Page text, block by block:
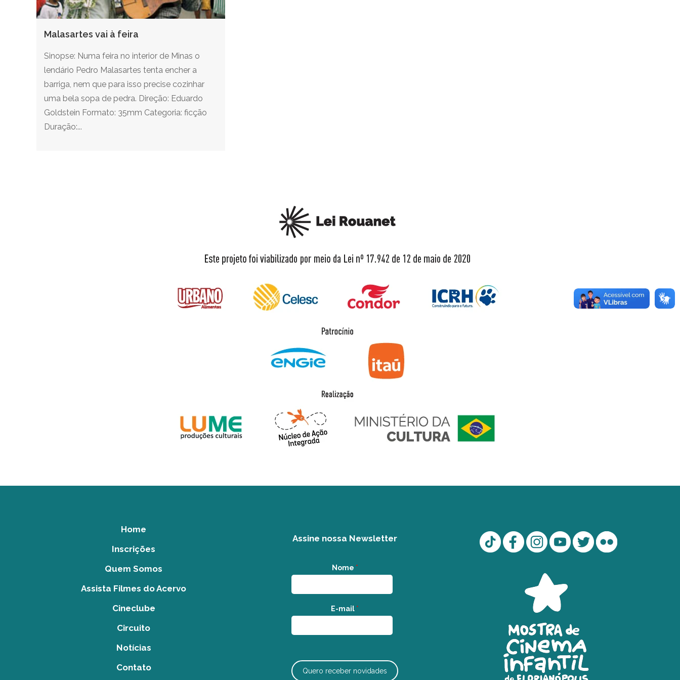
Malasartes vai à feira
Sinopse: Numa feira no interior de Minas o
lendário Pedro Malasartes tenta encher a
barriga, nem que para isso precise cozinhar
uma bela sopa de pedra. Direção: Eduardo
Goldstein Formato: 35mm Categoria: ficção
Duração:...
Home
Inscrições
Quem Somos
Assista Filmes do Acervo
Cineclube
Circuito
Notícias
Contato
Assine nossa Newsletter
Nome *
E-mail *
Quero receber novidades